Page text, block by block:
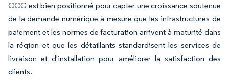
CCG est bien positionné pour capter une croissance soutenue
de la demande numérique à mesure que les infrastructures de
paiement et les normes de facturation arrivent à maturité dans
la région et que les détaillants standardisent les services de
livraison et d'installation pour améliorer la satisfaction des
clients.